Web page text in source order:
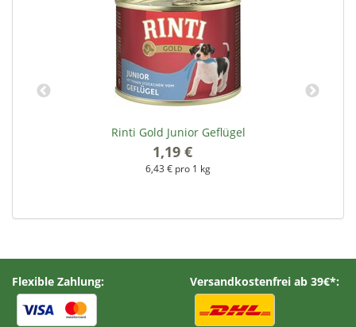
Rinti Gold Junior Geflügel
1,19 €
6,43 € pro 1 kg
Flexible Zahlung: Versandkostenfrei ab 39€*: